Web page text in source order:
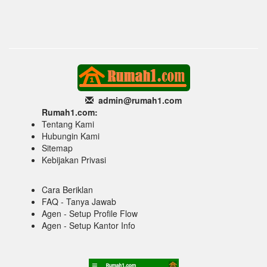
admin@rumah1.com
Rumah1.com:
Tentang Kami
Hubungin Kami
Sitemap
Kebijakan Privasi
Cara Beriklan
FAQ - Tanya Jawab
Agen - Setup Profile Flow
Agen - Setup Kantor Info